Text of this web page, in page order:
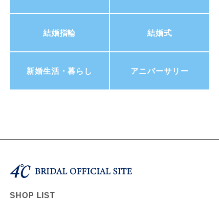
結婚指輪 結婚式
新婚生活・暮らし アニバーサリー
SHOP LIST